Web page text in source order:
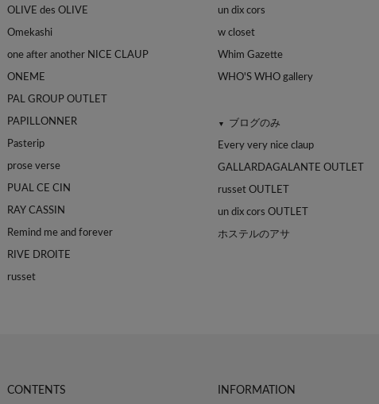
OLIVE des OLIVE
Omekashi
one after another NICE CLAUP
ONEME
PAL GROUP OUTLET
PAPILLONNER
Pasterip
prose verse
PUAL CE CIN
RAY CASSIN
Remind me and forever
RIVE DROITE
russet
un dix cors
w closet
Whim Gazette
WHO'S WHO gallery
▼ ブログのみ
Every very nice claup
GALLARDAGALANTE OUTLET
russet OUTLET
un dix cors OUTLET
ホステルのアサ
CONTENTS INFORMATION